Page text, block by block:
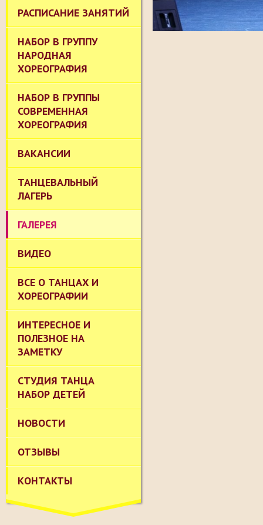
РАСПИСАНИЕ ЗАНЯТИЙ
НАБОР В ГРУППУ
НАРОДНАЯ
ХОРЕОГРАФИЯ
НАБОР В ГРУППЫ
СОВРЕМЕННАЯ
ХОРЕОГРАФИЯ
ВАКАНСИИ
ТАНЦЕВАЛЬНЫЙ
ЛАГЕРЬ
ГАЛЕРЕЯ
ВИДЕО
ВСЕ О ТАНЦАХ И
ХОРЕОГРАФИИ
ИНТЕРЕСНОЕ И
ПОЛЕЗНОЕ НА
ЗАМЕТКУ
СТУДИЯ ТАНЦА
НАБОР ДЕТЕЙ
НОВОСТИ
ОТЗЫВЫ
КОНТАКТЫ